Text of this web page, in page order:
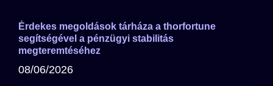
Érdekes megoldások tárháza a thorfortune
segítségével a pénzügyi stabilitás
megteremtéséhez
08/06/2026